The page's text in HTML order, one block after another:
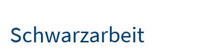
Schwarzarbeit